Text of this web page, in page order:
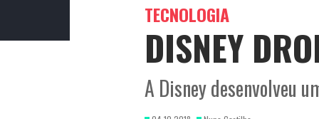
TECNOLOGIA
DISNEY
A Disney desenvolveu